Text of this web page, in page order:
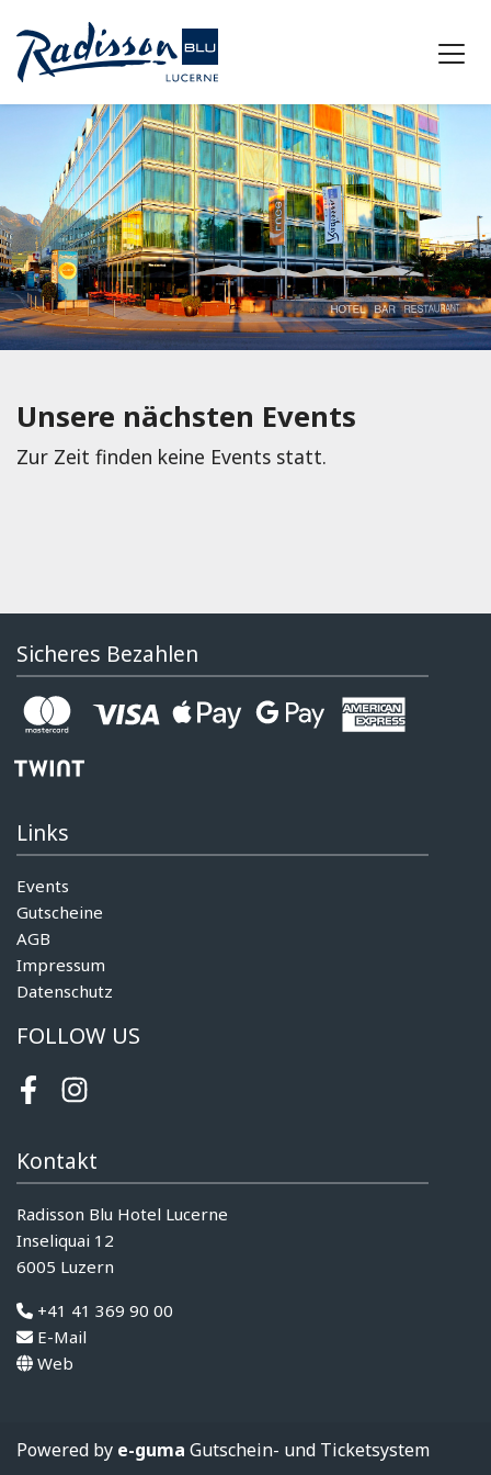
Unsere nächsten Events
Zur Zeit finden keine Events statt.
Sicheres Bezahlen
Links
Events
Gutscheine
AGB
Impressum
Datenschutz
FOLLOW US
FacebookInstagram
Kontakt
Radisson Blu Hotel Lucerne
Inseliquai 12
6005 Luzern
+41 41 369 90 00
E-Mail
Web
Powered by e-guma Gutschein- und Ticketsystem